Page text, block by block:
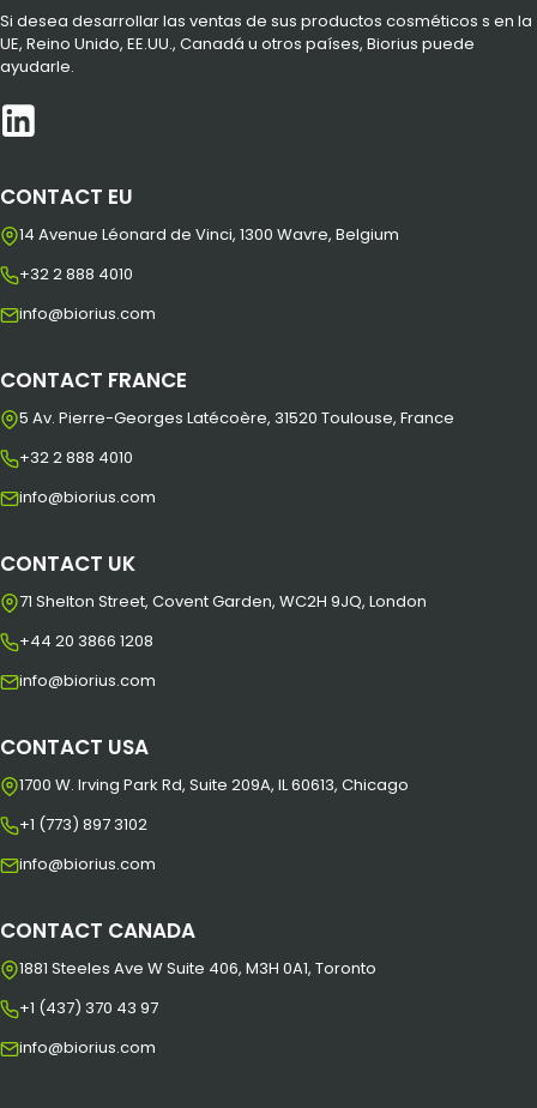
Si desea desarrollar las ventas de sus productos cosméticos s en la
UE, Reino Unido, EE.UU., Canadá u otros países, Biorius puede
ayudarle.
CONTACT EU
14 Avenue Léonard de Vinci, 1300 Wavre, Belgium
+32 2 888 4010
info@biorius.com
CONTACT FRANCE
5 Av. Pierre-Georges Latécoère, 31520 Toulouse, France
+32 2 888 4010
info@biorius.com
CONTACT UK
71 Shelton Street, Covent Garden, WC2H 9JQ, London
+44 20 3866 1208
info@biorius.com
CONTACT USA
1700 W. Irving Park Rd, Suite 209A, IL 60613, Chicago
+1 (773) 897 3102
info@biorius.com
CONTACT CANADA
1881 Steeles Ave W Suite 406, M3H 0A1, Toronto
+1 (437) 370 43 97
info@biorius.com